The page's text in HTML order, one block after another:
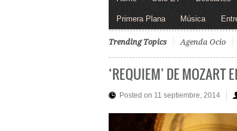
Primera Plana Música
Trending Topics Agenda Ocio
‘REQUIEM’ DE MOZART
Posted on 11 septiembre, 2014